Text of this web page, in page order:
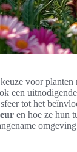
voor
een
tot het
en hoe ze hun